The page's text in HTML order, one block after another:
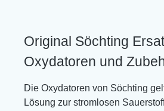
Original Söchting
Oxydatoren und
Die Oxydatoren von Söchting
Lösung zur stromlosen